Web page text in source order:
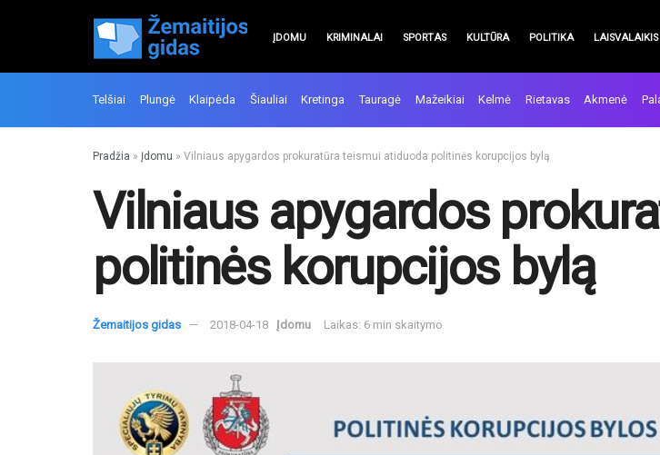
ĮDOMU KRIMINALAI SPORTAS KULTŪRA POLITIKA LAISVALAIKIS
Telšiai Plungė Klaipėda Šiauliai Kretinga Tauragė Mažeikiai Kelmė Rietavas Akmenė
Pradžia » Įdomu » Vilniaus apygardos prokuratūra teismui atiduoda politinės korupcijos bylą
Vilniaus apygardos
politinės korupcijos bylą
Žemaitijos gidas 2018-04-18 Įdomu Laikas: 6 min skaitymo